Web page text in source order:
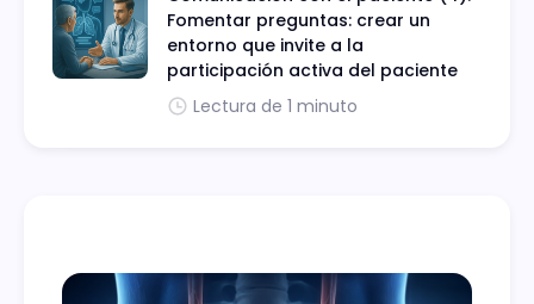
Fomentar preguntas: crear un
entorno que invite a la
participación activa del paciente
Lectura de 1 minuto